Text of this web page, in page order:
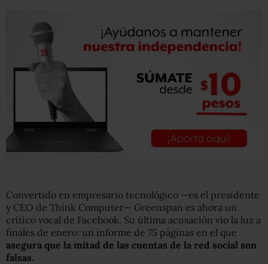
Convertido en empresario tecnológico —es el presidente
y CEO de Think Computer— Greenspan es ahora un
crítico vocal de Facebook. Su última acusación vio la luz a
finales de enero: un informe de 75 páginas en el que
asegura que la mitad de las cuentas de la red social son
falsas.